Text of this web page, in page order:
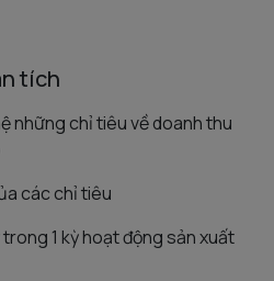
tích
những chỉ tiêu về doanh thu
các chỉ tiêu
1 kỳ hoạt động sản xuất